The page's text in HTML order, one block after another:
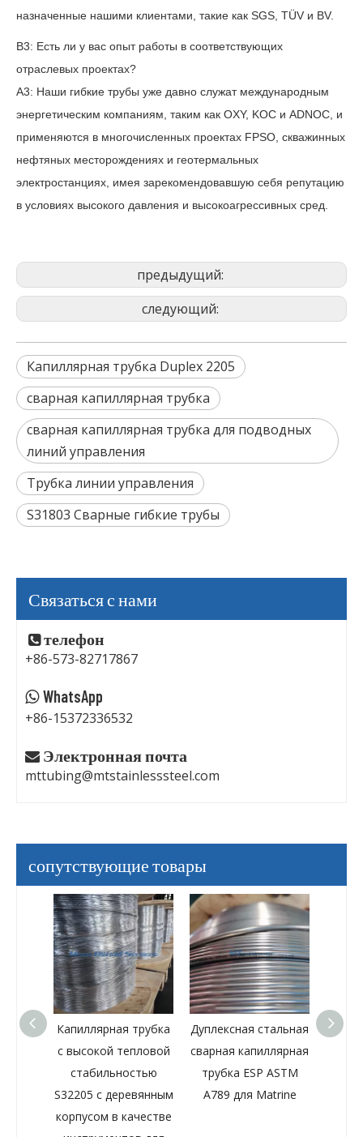
назначенные нашими клиентами, такие как SGS, TÜV и BV.
В3: Есть ли у вас опыт работы в соответствующих
отраслевых проектах?
A3: Наши гибкие трубы уже давно служат международным
энергетическим компаниям, таким как OXY, KOC и ADNOC, и
применяются в многочисленных проектах FPSO, скважинных
нефтяных месторождениях и геотермальных
электростанциях, имея зарекомендовавшую себя репутацию
в условиях высокого давления и высокоагрессивных сред.
предыдущий:
следующий:
Капиллярная трубка Duplex 2205
сварная капиллярная трубка
сварная капиллярная трубка для подводных
линий управления
Трубка линии управления
S31803 Сварные гибкие трубы
Связаться с нами
 телефон
+86-573-82717867
 WhatsApp
+86-15372336532
 Электронная почта
mttubing@mtstainlesssteel.com
сопутствующие товары
Дуплексная стальная
сварная капиллярная
трубка ESP ASTM
A789 для Matrine
Сварная капиллярная
трубка из дуплексной
стали 2507, 3/4
дюйма,